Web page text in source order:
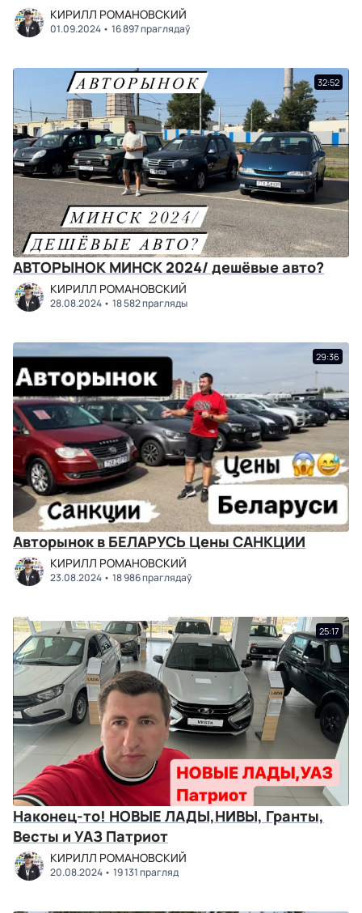
КИРИЛЛ РОМАНОВСКИЙ
01.09.2024 16 897 праглядаў
32:52
АВТОРЫНОК МИНСК 2024/ дешёвые авто?
КИРИЛЛ РОМАНОВСКИЙ
28.08.2024 18 582 прагляды
29:36
Авторынок в БЕЛАРУСЬ Цены САНКЦИИ
КИРИЛЛ РОМАНОВСКИЙ
23.08.2024 18 986 праглядаў
25:17
Наконец-то! НОВЫЕ ЛАДЫ,НИВЫ, Гранты,
Весты и УАЗ Патриот
КИРИЛЛ РОМАНОВСКИЙ
20.08.2024 19 131 прагляд